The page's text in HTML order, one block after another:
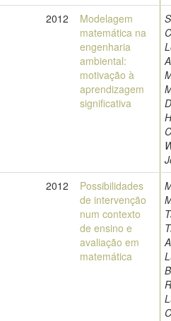
2012
Modelagem
matemática na
engenharia
ambiental:
motivação à
aprendizagem
significativa
2012
Possibilidades
de intervenção
num contexto
de ensino e
avaliação em
matemática